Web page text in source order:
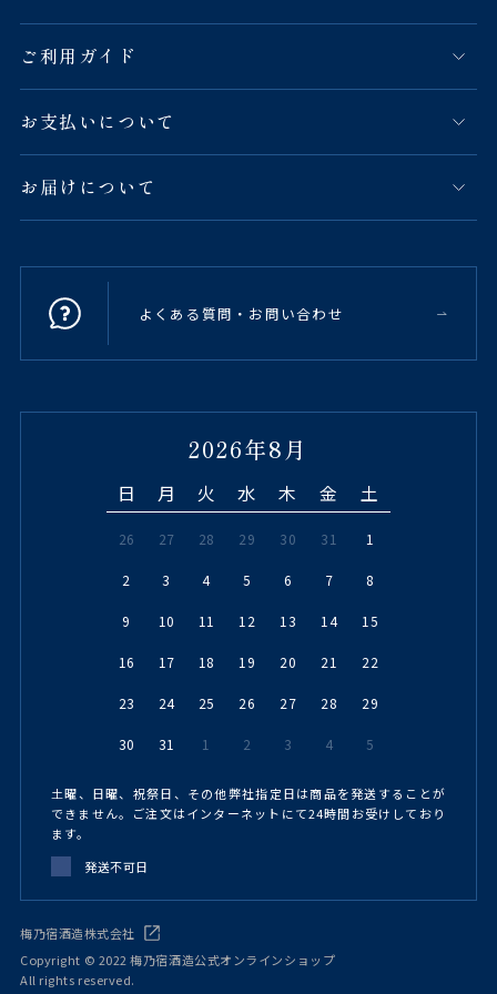
ご利用ガイド
お支払いについて
お届けについて
よくある質問・お問い合わせ
2026年8月
日 月 火 水 木 金 土
26 27 28 29 30 31 1
2 3 4 5 6 7 8
9 10 11 12 13 14 15
16 17 18 19 20 21 22
23 24 25 26 27 28 29
30 31 1 2 3 4 5
土曜、日曜、祝祭日、その他弊社指定日は商品を発送することが
できません。ご注文はインターネットにて24時間お受けしており
ます。
発送不可日
梅乃宿酒造株式会社
Copyright © 2022 梅乃宿酒造公式オンラインショップ
All rights reserved.